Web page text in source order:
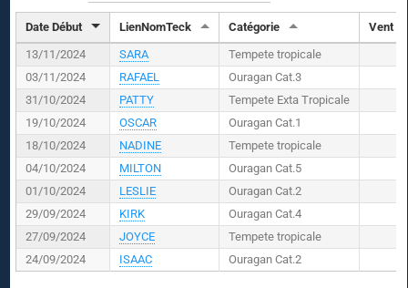
Date Début LienNomTeck Catégorie Vent (
13/11/2024
SARA
Tempete tropicale
03/11/2024
RAFAEL
Ouragan Cat.3
31/10/2024
PATTY
Tempete Exta Tropicale
19/10/2024
OSCAR
Ouragan Cat.1
18/10/2024
NADINE
Tempete tropicale
04/10/2024
MILTON
Ouragan Cat.5
01/10/2024
LESLIE
Ouragan Cat.2
29/09/2024
KIRK
Ouragan Cat.4
27/09/2024
JOYCE
Tempete tropicale
24/09/2024
ISAAC Ouragan Cat.2